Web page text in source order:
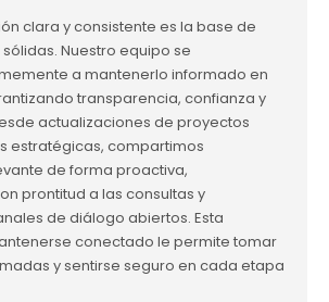
clara y consistente es la base de
Nuestro equipo se
a mantenerlo informado en
transparencia, confianza y
actualizaciones de proyectos
estratégicas, compartimos
de forma proactiva,
prontitud a las consultas y
de diálogo abiertos. Esta
conectado le permite tomar
y sentirse seguro en cada etapa